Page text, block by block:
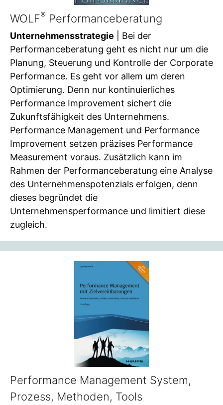
WOLF® Performanceberatung
Unternehmensstrategie | Bei der
Performanceberatung geht es nicht nur um die
Planung, Steuerung und Kontrolle der Corporate
Performance. Es geht vor allem um deren
Optimierung. Denn nur kontinuierliches
Performance Improvement sichert die
Zukunftsfähigkeit des Unternehmens.
Performance Management und Performance
Improvement setzen präzises Performance
Measurement voraus. Zusätzlich kann im
Rahmen der Performanceberatung eine Analyse
des Unternehmenspotenzials erfolgen, denn
dieses begründet die
Unternehmensperformance und limitiert diese
zugleich.
Performance Management System,
Prozess, Methoden, Tools